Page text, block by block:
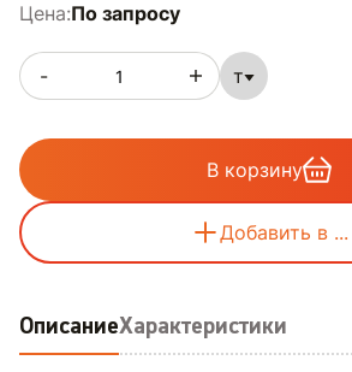
Цена:По запросу
- т
В корзину
Добавить в ...
ОписаниеХарактеристики